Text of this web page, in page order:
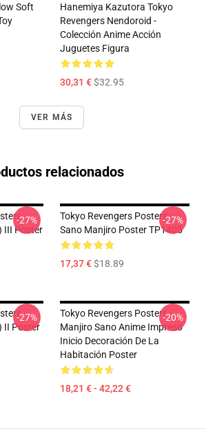
Soft
Hanemiya Kazutora Tokyo
Revengers Nendoroid -
Colección Anime Acción
Juguetes Figura
30,31 €$32.95
VER MÁS
relacionados
-
III Poster
-27%
Tokyo Revengers Posters -
Sano Manjiro Poster TP1405
17,37 €$18.89
-27%
-
II Poster
-27%
Tokyo Revengers Posters -
Manjiro Sano Anime Impreso
Inicio Decoración De La
Habitación Poster
18,21 € - 42,22 €
-20%